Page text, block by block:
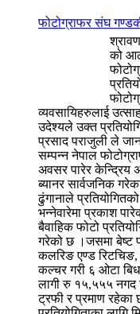
फोटोग्राफर संघ
को
व्यवसायिहरुलाई
उदेश्यले उक्त
प्रसाद पराजुली ले
सम्पन्न नेपाल
अवसर पारेर केन्द्रिय
ब्यानर सार्वजनिक
ढुंगानाले
भन्नेवारेमा प्रकाश
बैवाहिक फोटो
गरेको छ ।जसमा बेष्ट
कलरिङ एण्ड रिटचिङ,
कल्चर गरी ६ ओटा
लागी रु १५,५५५ नगद
ट्रफी र प्रमाण रहेका